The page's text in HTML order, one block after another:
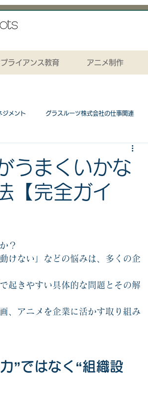
ライアンス教育 アニメ制作
ジメント グラスルーツ株式会社の仕事関連
協力ゲームエッセンシャル
ス関連 研修資料無料ダウンロード
うまくいかな
【完全ガイ
？
けない」などの悩みは、多くの企
起きやすい具体的な問題とその解
、アニメを企業に活かす取り組み
”ではなく“組織設